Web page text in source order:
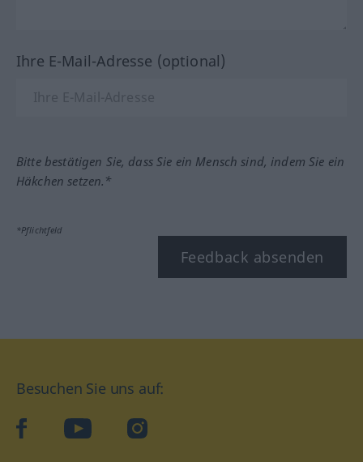
Ihre E-Mail-Adresse (optional)
Bitte bestätigen Sie, dass Sie ein Mensch sind, indem Sie ein
Häkchen setzen.*
*Pflichtfeld
Feedback absenden
Besuchen Sie uns auf:
facebookYouTube Instagram